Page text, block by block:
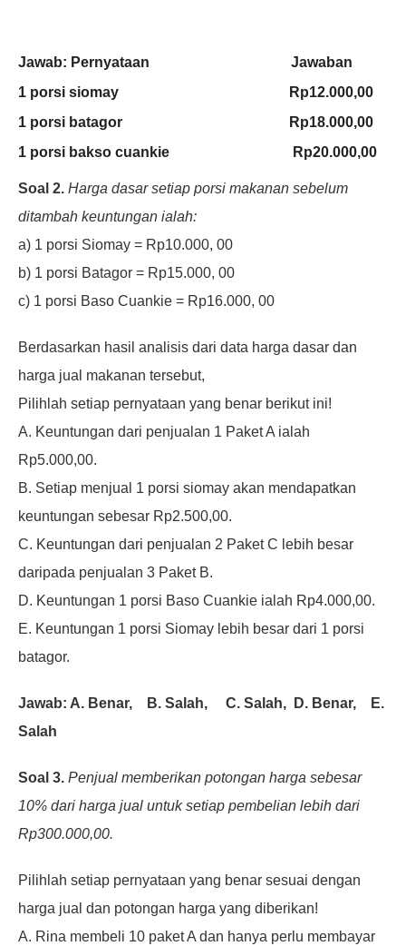
Jawab: Pernyataan Jawaban
1 porsi siomay Rp12.000,00
1 porsi batagor Rp18.000,00
1 porsi bakso cuankie Rp20.000,00
Soal 2. Harga dasar setiap porsi makanan sebelum
ditambah keuntungan ialah:
a) 1 porsi Siomay = Rp10.000, 00
b) 1 porsi Batagor = Rp15.000, 00
c) 1 porsi Baso Cuankie = Rp16.000, 00
Berdasarkan hasil analisis dari data harga dasar dan
harga jual makanan tersebut,
Pilihlah setiap pernyataan yang benar berikut ini!
A. Keuntungan dari penjualan 1 Paket A ialah
Rp5.000,00.
B. Setiap menjual 1 porsi siomay akan mendapatkan
keuntungan sebesar Rp2.500,00.
C. Keuntungan dari penjualan 2 Paket C lebih besar
daripada penjualan 3 Paket B.
D. Keuntungan 1 porsi Baso Cuankie ialah Rp4.000,00.
E. Keuntungan 1 porsi Siomay lebih besar dari 1 porsi
batagor.
Jawab: A. Benar, B. Salah, C. Salah, D. Benar, E.
Salah
Soal 3. Penjual memberikan potongan harga sebesar
10% dari harga jual untuksetiap pembelian lebih dari
Rp300.000,00.
Pilihlah setiap pernyataan yang benar sesuai dengan
harga jual dan potongan harga yang diberikan!
A. Rina membeli 10 paket A dan hanya perlu membayar